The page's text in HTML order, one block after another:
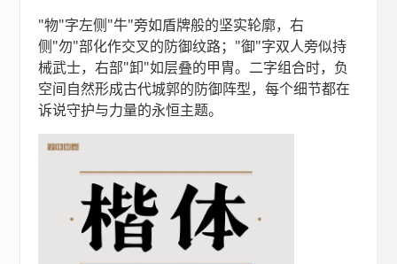
"物"字左侧"牛"旁如盾牌般的坚实轮廓，右
侧"勿"部化作交叉的防御纹路；"御"字双人旁似持
械武士，右部"卸"如层叠的甲胄。二字组合时，负
空间自然形成古代城郭的防御阵型，每个细节都在
诉说守护与力量的永恒主题。